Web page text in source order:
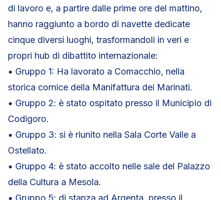
di lavoro e, a partire dalle prime ore del mattino,
hanno raggiunto a bordo di navette dedicate
cinque diversi luoghi, trasformandoli in veri e
propri hub di dibattito internazionale:
• Gruppo 1: Ha lavorato a Comacchio, nella
storica cornice della Manifattura dei Marinati.
• Gruppo 2: è stato ospitato presso il Municipio di
Codigoro.
• Gruppo 3: si è riunito nella Sala Corte Valle a
Ostellato.
• Gruppo 4: è stato accolto nelle sale del Palazzo
della Cultura a Mesola.
• Gruppo 5: di stanza ad Argenta, presso il